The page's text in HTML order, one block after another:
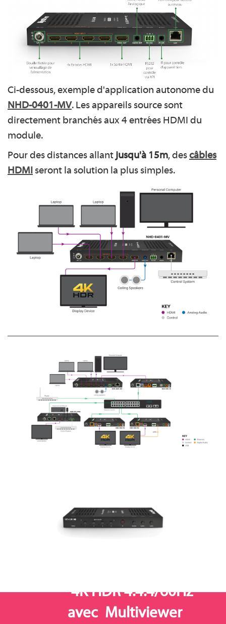
Ci-dessous, exemple d'application autonome du
NHD-0401-MV. Les appareils source sont
directement branchés aux 4 entrées HDMI du
module.
Pour des distances allant jusqu'à 15m, des câbles
HDMI seront la solution la plus simples.
4K HDR 4:4:4/60Hz
avec Multiviewer